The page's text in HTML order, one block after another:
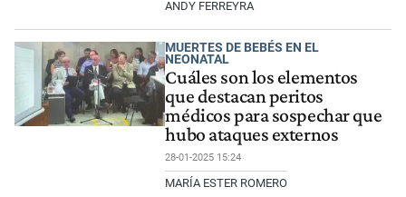
ANDY FERREYRA
MUERTES DE BEBÉS EN EL
NEONATAL
Cuáles son los elementos
que destacan peritos
médicos para sospechar que
hubo ataques externos
28-01-2025 15:24
MARÍA ESTER ROMERO